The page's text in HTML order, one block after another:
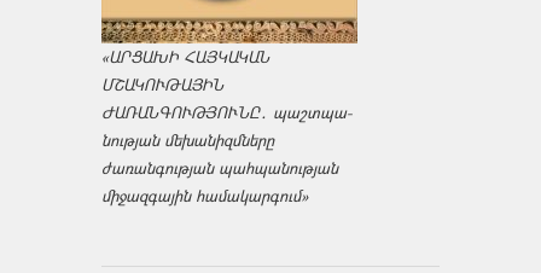
«ԱՐՑԱԽԻ ՀԱՅԿԱԿԱՆ
ՄՇԱԿՈՒԹԱՅԻՆ
ԺԱՌԱՆԳՈՒԹՅՈՒՆԸ․ պաշտպա­
նության մեխանիզմները
ժառանգության պահպանության
միջազ­գային համակարգում»